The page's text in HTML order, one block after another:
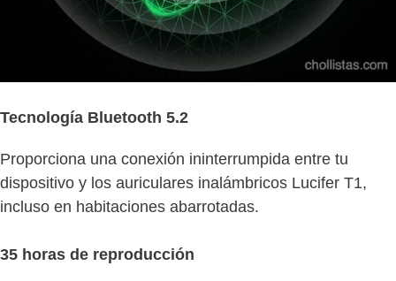
Tecnología Bluetooth 5.2
Proporciona una conexión ininterrumpida entre tu
dispositivo y los auriculares inalámbricos Lucifer T1,
incluso en habitaciones abarrotadas.
35 horas de reproducción